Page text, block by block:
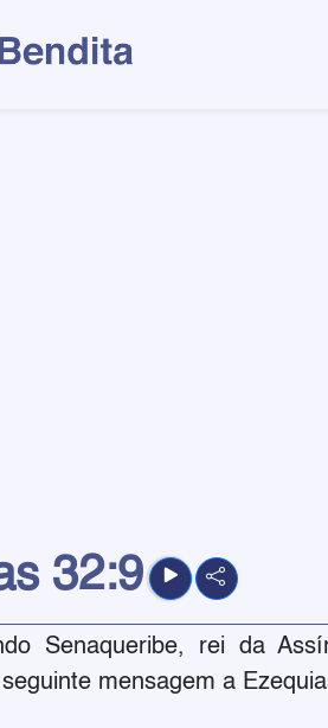
32:9
Senaqueribe, rei da
mensagem a